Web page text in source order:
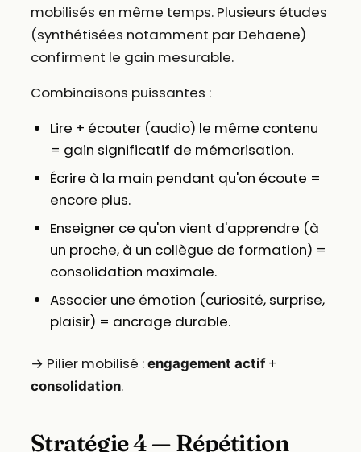
mobilisés en même temps. Plusieurs études
(synthétisées notamment par Dehaene)
confirment le gain mesurable.
Combinaisons puissantes :
Lire + écouter (audio) le même contenu
= gain significatif de mémorisation.
Écrire à la main pendant qu'on écoute =
encore plus.
Enseigner ce qu'on vient d'apprendre (à
un proche, à un collègue de formation) =
consolidation maximale.
Associer une émotion (curiosité, surprise,
plaisir) = ancrage durable.
→ Pilier mobilisé : engagement actif+
consolidation.
Stratégie 4 — Répétition